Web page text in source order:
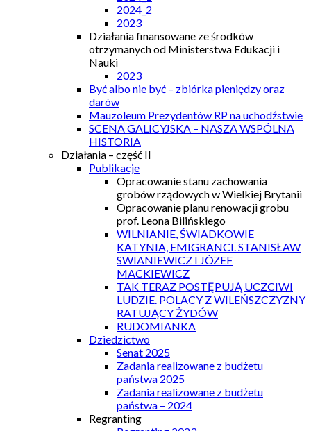
2024_2
2023
Działania finansowane ze środków
otrzymanych od Ministerstwa Edukacji i
Nauki
2023
Być albo nie być – zbiórka pieniędzy oraz
darów
Mauzoleum Prezydentów RP na uchodźstwie
SCENA GALICYJSKA – NASZA WSPÓLNA
HISTORIA
Działania – część II
Publikacje
Opracowanie stanu zachowania
grobów rządowych w Wielkiej Brytanii
Opracowanie planu renowacji grobu
prof. Leona Bilińskiego
WILNIANIE, ŚWIADKOWIE
KATYNIA, EMIGRANCI. STANISŁAW
SWIANIEWICZ I JÓZEF
MACKIEWICZ
TAK TERAZ POSTĘPUJĄ UCZCIWI
LUDZIE. POLACY Z WILEŃSZCZYZNY
RATUJĄCY ŻYDÓW
RUDOMIANKA
Dziedzictwo
Senat 2025
Zadania realizowane z budżetu
państwa 2025
Zadania realizowane z budżetu
państwa – 2024
Regranting